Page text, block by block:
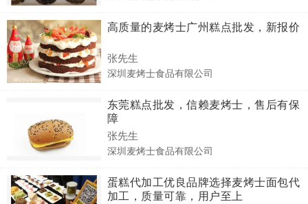
高质量的麦烤士广州糕点批发，新报价
张先生
深圳麦烤士食品有限公司
东莞糕点批发，信赖麦烤士，售后有保
障
张先生
深圳麦烤士食品有限公司
蛋糕代加工优良品牌选择麦烤士面包代
加工，质量可靠，用户至上